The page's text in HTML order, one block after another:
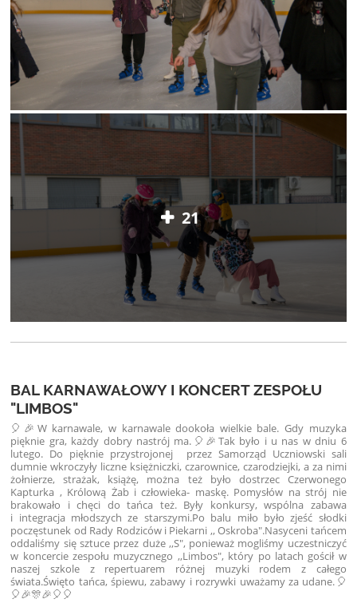
21
BAL KARNAWAŁOWY I KONCERT ZESPOŁU
"LIMBOS"
🎈🎉W karnawale, w karnawale dookoła wielkie bale. Gdy muzyka
pięknie gra, każdy dobry nastrój ma.🎈🎉Tak było i u nas w dniu 6
lutego. Do pięknie przystrojonej przez Samorząd Uczniowski sali
dumnie wkroczyły liczne księżniczki, czarownice, czarodziejki, a za nimi
żołnierze, strażak, książę, można też było dostrzec Czerwonego
Kapturka , Królową Żab i człowieka- maskę. Pomysłów na strój nie
brakowało i chęci do tańca też. Były konkursy, wspólna zabawa
i integracja młodszych ze starszymi.Po balu miło było zjeść słodki
poczęstunek od Rady Rodziców i Piekarni ,, Oskroba".Nasyceni tańcem
oddaliśmy się sztuce przez duże ,,S", ponieważ mogliśmy uczestniczyć
w koncercie zespołu muzycznego ,,Limbos", który po latach gościł w
naszej szkole z repertuarem różnej muzyki rodem z całego
świata.Święto tańca, śpiewu, zabawy i rozrywki uważamy za udane.🎈
🎈🎉🎊🎉🎈🎈